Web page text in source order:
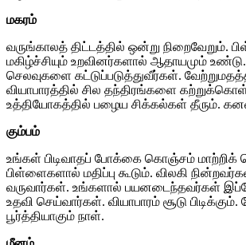
மகரம்
வருங்காலத் திட்டத்தில் ஒன்று நிறைவேறும்.
மகிழ்ச்சியும் உறவினர்களால் ஆதாயமும்
செலவுகளை கட்டுப்படுத்துவீர்கள்.
வியாபாரத்தில் சில தந்திரங்களை
உத்தியோகத்தில் பழைய சிக்கல்கள் தீரும்.
கும்பம்
உங்கள் பிடிவாதப் போக்கை கொஞ்சம்
பிள்ளைகளால் மதிப்பு கூடும். விலகி
வருவார்கள். உங்களால் பயனடைந்தவர்கள்
உதவி செய்வார்கள். வியாபாரம் சூடு
பூர்த்தியாகும் நாள்.